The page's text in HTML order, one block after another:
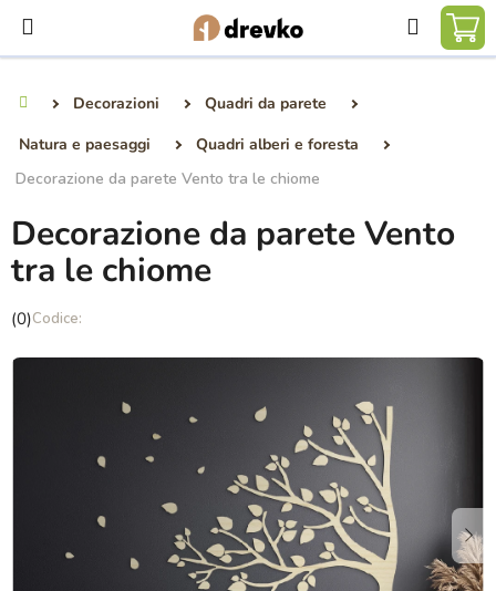
contenuto
Ricerca
Decorazioni
Quadri da parete
Natura e paesaggi
Quadri alberi e foresta
Decorazione da parete Vento tra le chiome
Decorazione da parete Vento
tra le chiome
La
media
(0)